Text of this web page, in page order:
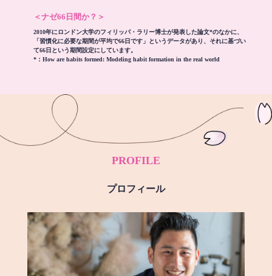
＜ナゼ66日間か？＞
2010年にロンドン大学のフィリッパ・ラリー博士が発表した論文*のなかに、
「習慣化に必要な期間が平均で66日です」というデータがあり、それに基づい
て66日という期間設定にしています。
*： How are habits formed: Modeling habit formation in the real world
PROFILE
プロフィール